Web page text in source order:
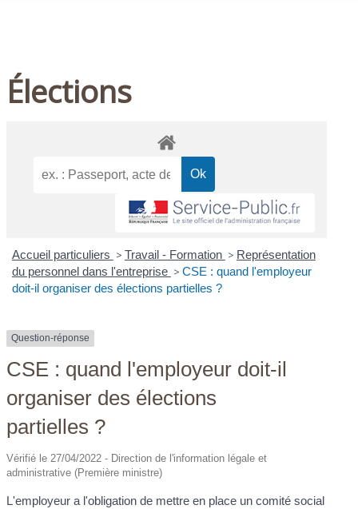
Élections
Accueil particuliers > Travail - Formation > Représentation
du personnel dans l'entreprise > CSE : quand l'employeur
doit-il organiser des élections partielles ?
Question-réponse
CSE : quand l'employeur doit-il
organiser des élections
partielles ?
Vérifié le 27/04/2022 - Direction de l'information légale et
administrative (Première ministre)
L'employeur a l'obligation de mettre en place un comité social